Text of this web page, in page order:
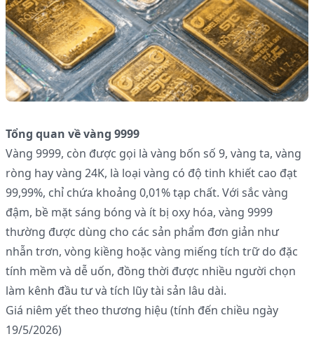
Tổng quan về vàng 9999
Vàng 9999, còn được gọi là vàng bốn số 9, vàng ta, vàng
ròng hay vàng 24K, là loại vàng có độ tinh khiết cao đạt
99,99%, chỉ chứa khoảng 0,01% tạp chất. Với sắc vàng
đậm, bề mặt sáng bóng và ít bị oxy hóa, vàng 9999
thường được dùng cho các sản phẩm đơn giản như
nhẫn trơn, vòng kiềng hoặc vàng miếng tích trữ do đặc
tính mềm và dễ uốn, đồng thời được nhiều người chọn
làm kênh đầu tư và tích lũy tài sản lâu dài.
Giá niêm yết theo thương hiệu (tính đến chiều ngày
19/5/2026)